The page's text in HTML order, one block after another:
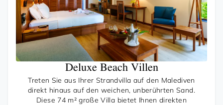
Deluxe Beach Villen
Treten Sie aus Ihrer Strandvilla auf den Malediven
direkt hinaus auf den weichen, unberührten Sand.
Diese 74 m² große Villa bietet Ihnen direkten